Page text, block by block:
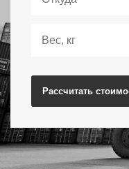
Рассчитать